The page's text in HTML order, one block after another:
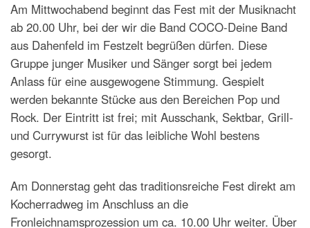
Am Mittwochabend beginnt das Fest mit der Musiknacht
ab 20.00 Uhr, bei der wir die Band COCO-Deine Band
aus Dahenfeld im Festzelt begrüßen dürfen. Diese
Gruppe junger Musiker und Sänger sorgt bei jedem
Anlass für eine ausgewogene Stimmung. Gespielt
werden bekannte Stücke aus den Bereichen Pop und
Rock. Der Eintritt ist frei; mit Ausschank, Sektbar, Grill-
und Currywurst ist für das leibliche Wohl bestens
gesorgt.
Am Donnerstag geht das traditionsreiche Fest direkt am
Kocherradweg im Anschluss an die
Fronleichnamsprozession um ca. 10.00 Uhr weiter. Über